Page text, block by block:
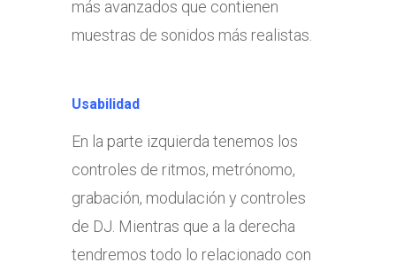
más avanzados que contienen
muestras de sonidos más realistas.
Usabilidad
En la parte izquierda tenemos los
controles de ritmos, metrónomo,
grabación, modulación y controles
de DJ. Mientras que a la derecha
tendremos todo lo relacionado con